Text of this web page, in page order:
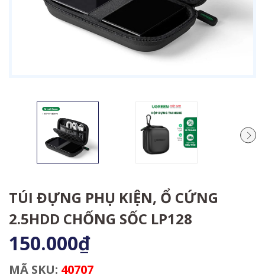
TÚI ĐỰNG PHỤ KIỆN, Ổ CỨNG
2.5HDD CHỐNG SỐC LP128
150.000₫
MÃ SKU: 40707